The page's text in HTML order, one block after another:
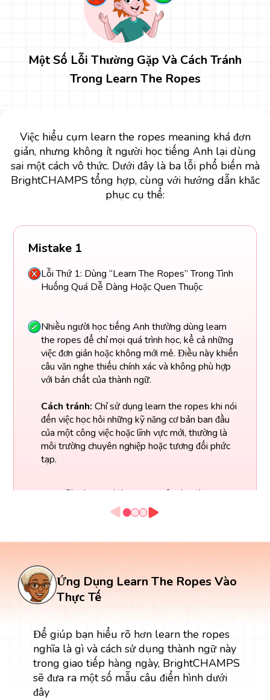
Một Số Lỗi Thường Gặp Và Cách Tránh
Trong Learn The Ropes
Việc hiểu cụm learn the ropes meaning khá đơn
giản, nhưng không ít người học tiếng Anh lại dùng
sai một cách vô thức. Dưới đây là ba lỗi phổ biến mà
BrightCHAMPS tổng hợp, cùng với hướng dẫn khắc
phục cụ thể:
Mistake 1
Lỗi Thứ 1: Dùng “Learn The Ropes” Trong Tình
Huống Quá Dễ Dàng Hoặc Quen Thuộc
Nhiều người học tiếng Anh thường dùng learn
the ropes để chỉ mọi quá trình học, kể cả những
việc đơn giản hoặc không mới mẻ. Điều này khiến
câu văn nghe thiếu chính xác và không phù hợp
với bản chất của thành ngữ.
Cách tránh: Chỉ sử dụng learn the ropes khi nói
đến việc học hỏi những kỹ năng cơ bản ban đầu
của một công việc hoặc lĩnh vực mới, thường là
môi trường chuyên nghiệp hoặc tương đối phức
tạp.
She learned the ropes of using the
(Cô ấy học cách dùng lò vi sóng.)
Câu
đúng (Cô ấy học cách làm quen với công việc
trong một căn bếp chuyên nghiệp.)
Ứng Dụng Learn The Ropes Vào
Thực Tế
Để giúp bạn hiểu rõ hơn learn the ropes
nghĩa là gì và cách sử dụng thành ngữ này
trong giao tiếp hàng ngày, BrightCHAMPS
sẽ đưa ra một số mẫu câu điển hình dưới
đây